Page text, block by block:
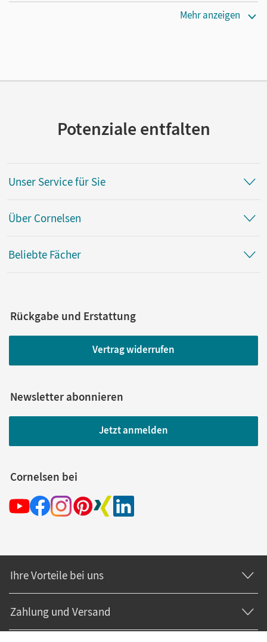
Mehr anzeigen
Potenziale entfalten
Unser Service für Sie
Über Cornelsen
Beliebte Fächer
Rückgabe und Erstattung
Vertrag widerrufen
Newsletter abonnieren
Jetzt anmelden
Cornelsen bei
Ihre Vorteile bei uns
Zahlung und Versand